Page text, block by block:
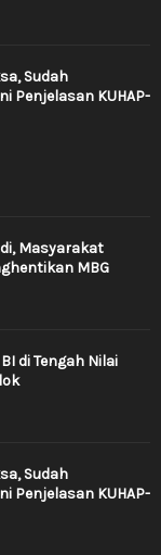
Sudah
Penjelasan KUHAP-
Masyarakat
MBG
di Tengah Nilai
Sudah
Penjelasan KUHAP-